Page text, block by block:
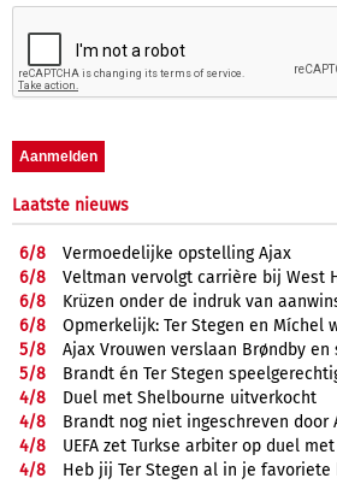
Laatste nieuws
6/8
Vermoedelijke opstelling Ajax
6/8
Veltman vervolgt carrière bij West
6/8
Krüzen onder de indruk van
6/8
Opmerkelijk: Ter Stegen en Míchel
5/8
Ajax Vrouwen verslaan Brøndby
5/8
Brandt én Ter Stegen
4/8
Duel met Shelbourne uitverkocht
4/8
Brandt nog niet ingeschreven door
4/8
UEFA zet Turkse arbiter op duel
4/8
Heb jij Ter Stegen al in je favoriete